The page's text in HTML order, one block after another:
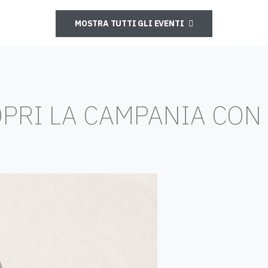
MOSTRA TUTTI GLI EVENTI
LA CAMPANIA